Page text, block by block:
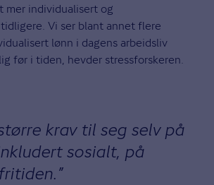
mer individualisert og
Vi ser blant annet flere
lønn i dagens arbeidsliv
før i tiden, hevder stressforskeren.
krav til seg selv på
sosialt, på